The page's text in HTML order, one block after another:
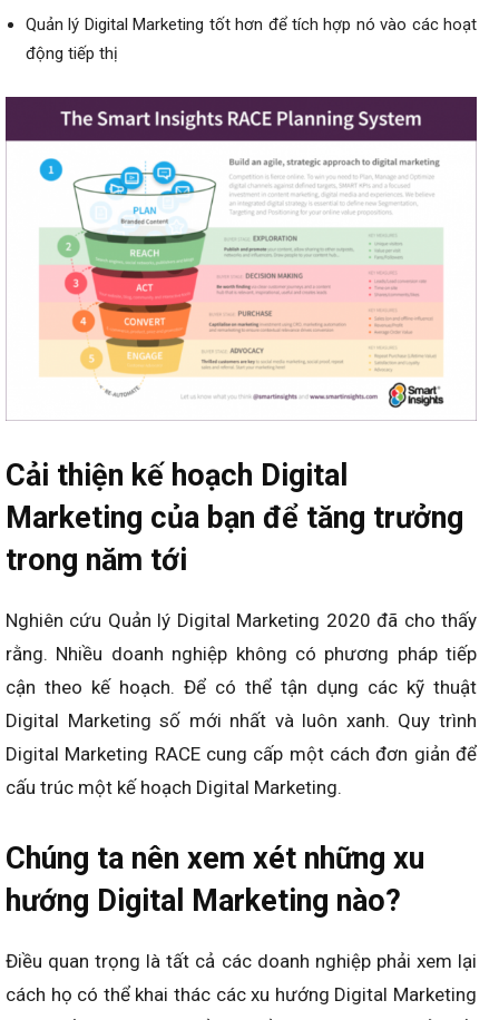
Quản lý Digital Marketing tốt hơn để tích hợp nó vào các hoạt
động tiếp thị
Cải thiện kế hoạch Digital
Marketing của bạn để tăng trưởng
trong năm tới
Nghiên cứu Quản lý Digital Marketing 2020 đã cho thấy
rằng. Nhiều doanh nghiệp không có phương pháp tiếp
cận theo kế hoạch. Để có thể tận dụng các kỹ thuật
Digital Marketing số mới nhất và luôn xanh. Quy trình
Digital Marketing RACE cung cấp một cách đơn giản để
cấu trúc một kế hoạch Digital Marketing.
Chúng ta nên xem xét những xu
hướng Digital Marketing nào?
Điều quan trọng là tất cả các doanh nghiệp phải xem lại
cách họ có thể khai thác các xu hướng Digital Marketing